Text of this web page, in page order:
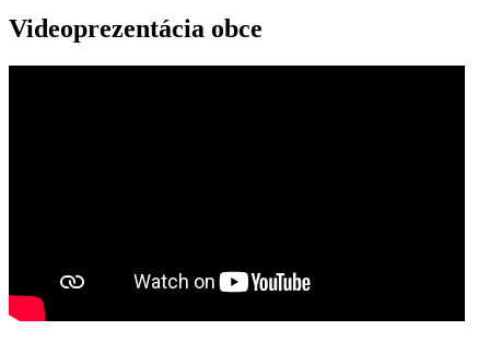
Videoprezentácia obce